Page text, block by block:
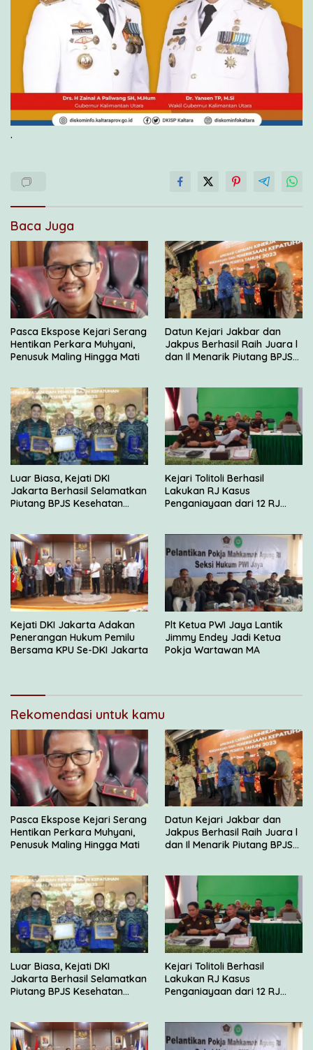
.
Baca Juga
Pasca Ekspose Kejari Serang
Hentikan Perkara Muhyani,
Penusuk Maling Hingga Mati
Datun Kejari Jakbar dan
Jakpus Berhasil Raih Juara l
dan Il Menarik Piutang BPJS
Luar Biasa, Kejati DKI
Jakarta Berhasil Selamatkan
Piutang BPJS Kesehatan
Kejari Tolitoli Berhasil
Lakukan RJ Kasus
Penganiayaan dari 12 RJ
Kejati DKI Jakarta Adakan
Penerangan Hukum Pemilu
Bersama KPU Se-DKI Jakarta
Plt Ketua PWI Jaya Lantik
Jimmy Endey Jadi Ketua
Pokja Wartawan MA
Rekomendasi untuk kamu
Pasca Ekspose Kejari Serang
Hentikan Perkara Muhyani,
Penusuk Maling Hingga Mati
Datun Kejari Jakbar dan
Jakpus Berhasil Raih Juara l
dan Il Menarik Piutang BPJS
Luar Biasa, Kejati DKI
Jakarta Berhasil Selamatkan
Piutang BPJS Kesehatan
Kejari Tolitoli Berhasil
Lakukan RJ Kasus
Penganiayaan dari 12 RJ